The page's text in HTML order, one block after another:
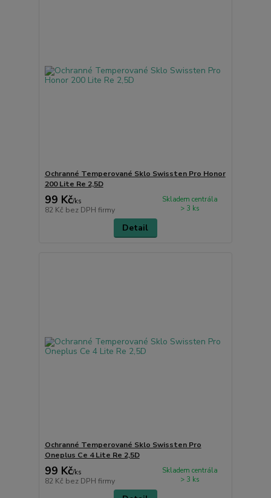
Ochranné Temperované Sklo Swissten Pro Honor
200 Lite Re 2,5D
99 Kč/ks
82 Kč bez DPH firmy
Skladem centrála
> 3 ks
Detail
Ochranné Temperované Sklo Swissten Pro
Oneplus Ce 4 Lite Re 2,5D
99 Kč/ks
82 Kč bez DPH firmy
Skladem centrála
> 3 ks